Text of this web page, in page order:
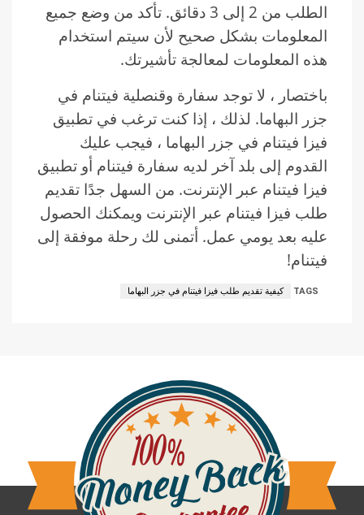
الطلب من 2 إلى 3 دقائق. تأكد من وضع جميع
المعلومات بشكل صحيح لأن سيتم استخدام
هذه المعلومات لمعالجة تأشيرتك.
باختصار ، لا توجد سفارة وقنصلية فيتنام في
جزر البهاما. لذلك ، إذا كنت ترغب في تطبيق
فيزا فيتنام في جزر البهاما ، فيجب عليك
القدوم إلى بلد آخر لديه سفارة فيتنام أو تطبيق
فيزا فيتنام عبر الإنترنت. من السهل جدًا تقديم
طلب فيزا فيتنام عبر الإنترنت ويمكنك الحصول
عليه بعد يومي عمل. أتمنى لك رحلة موفقة إلى
فيتنام!
TAGS كيفية تقديم طلب فيزا فيتنام في جزر البهاما